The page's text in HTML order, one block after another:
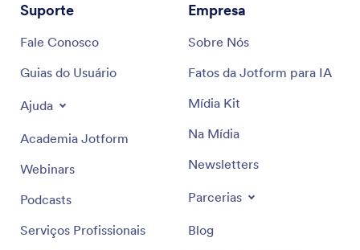
Suporte
Fale Conosco
Guias do Usuário
Ajuda
Academia Jotform
Webinars
Podcasts
Empresa
Sobre Nós
Fatos da Jotform para IA
Mídia Kit
Na Mídia
Newsletters
Parcerias